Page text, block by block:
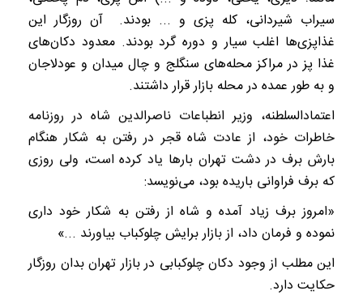
سیراب شیردانی، کله پزی و ... بودند. آن روزگار این
غذاپزی‌ها اغلب سیار و دوره گرد بودند. معدود دکان‌های
غذا پز در مراکز محله‌های سنگلج و چال میدان و عودلاجان
و به طور عمده در محله بازار قرار داشتند.
اعتمادالسلطنه، وزیر انطباعات ناصرالدین شاه در روزنامه
خاطرات خود، از عادت شاه قجر در رفتن به شکار هنگام
بارش برف در دشت تهران بار‌ها یاد کرده است، ولی روزی
که برف فراوانی باریده بود، می‌نویسد:
«امروز برف زیاد آمده و شاه از رفتن به شکار خود داری
نموده و فرمان داد، از بازار برایش چلوکباب بیاورند ‌...»
این مطلب از وجود دکان چلوکبابی در بازار تهران بدان روزگار
حکایت دارد.